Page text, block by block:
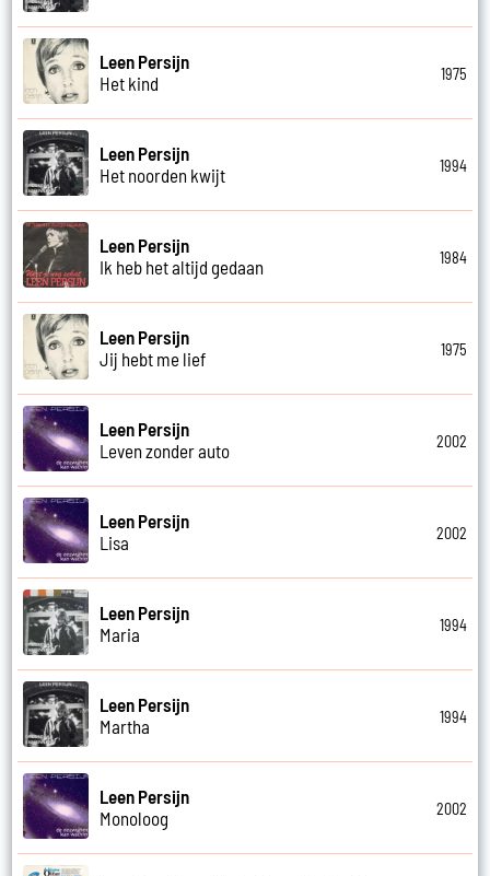
Leen Persijn
Het kind
1975
Leen Persijn
Het noorden kwijt
1994
Leen Persijn
Ik heb het altijd gedaan
1984
Leen Persijn
Jij hebt me lief
1975
Leen Persijn
Leven zonder auto
2002
Leen Persijn
Lisa
2002
Leen Persijn
Maria
1994
Leen Persijn
Martha
1994
Leen Persijn
Monoloog
2002